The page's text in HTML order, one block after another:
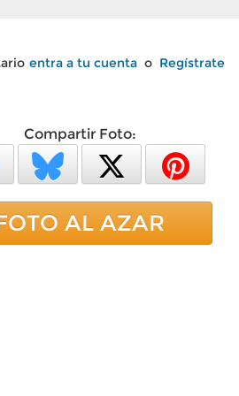
entra a tu cuenta o Regístrate
Compartir Foto:
AL AZAR